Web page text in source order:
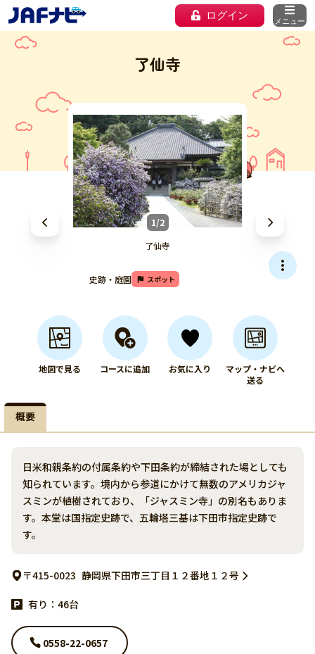
ログイン メニュー
了仙寺
1/2
了仙寺
史跡・庭園 スポット
地図で見る コースに追加 お気に入り
マップ・ナビへ
送る
概要
日米和親条約の付属条約や下田条約が締結された場としても
知られています。境内から参道にかけて無数のアメリカジャ
スミンが植樹されており、「ジャスミン寺」の別名もありま
す。本堂は国指定史跡で、五輪塔三基は下田市指定史跡で
す。
〒415-0023 静岡県下田市三丁目１２番地１２号
有り：46台
0558-22-0657